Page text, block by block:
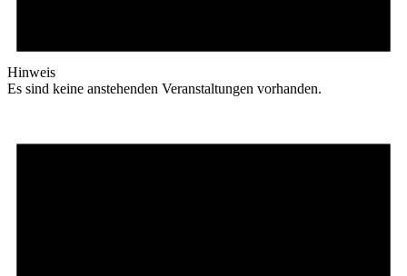
Hinweis
Es sind keine anstehenden Veranstaltungen vorhanden.